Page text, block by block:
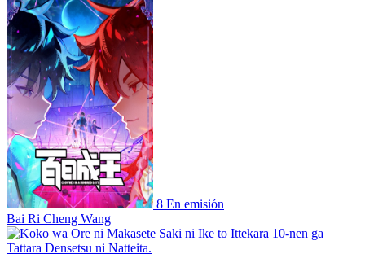
8 En emisión
Bai Ri Cheng Wang